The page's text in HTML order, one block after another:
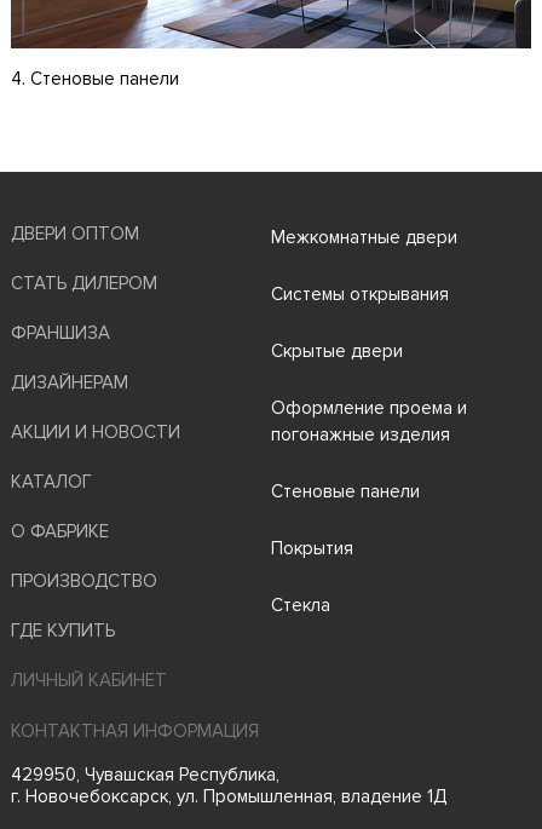
4. Стеновые панели
ДВЕРИ ОПТОМ
СТАТЬ ДИЛЕРОМ
ФРАНШИЗА
ДИЗАЙНЕРАМ
АКЦИИ И НОВОСТИ
КАТАЛОГ
О ФАБРИКЕ
ПРОИЗВОДСТВО
ГДЕ КУПИТЬ
Межкомнатные двери
Системы открывания
Скрытые двери
Оформление проема и
погонажные изделия
Стеновые панели
Покрытия
Стекла
ЛИЧНЫЙ КАБИНЕТ
КОНТАКТНАЯ ИНФОРМАЦИЯ
429950, Чувашская Республика,
г. Новочебоксарск, ул. Промышленная, владение 1Д